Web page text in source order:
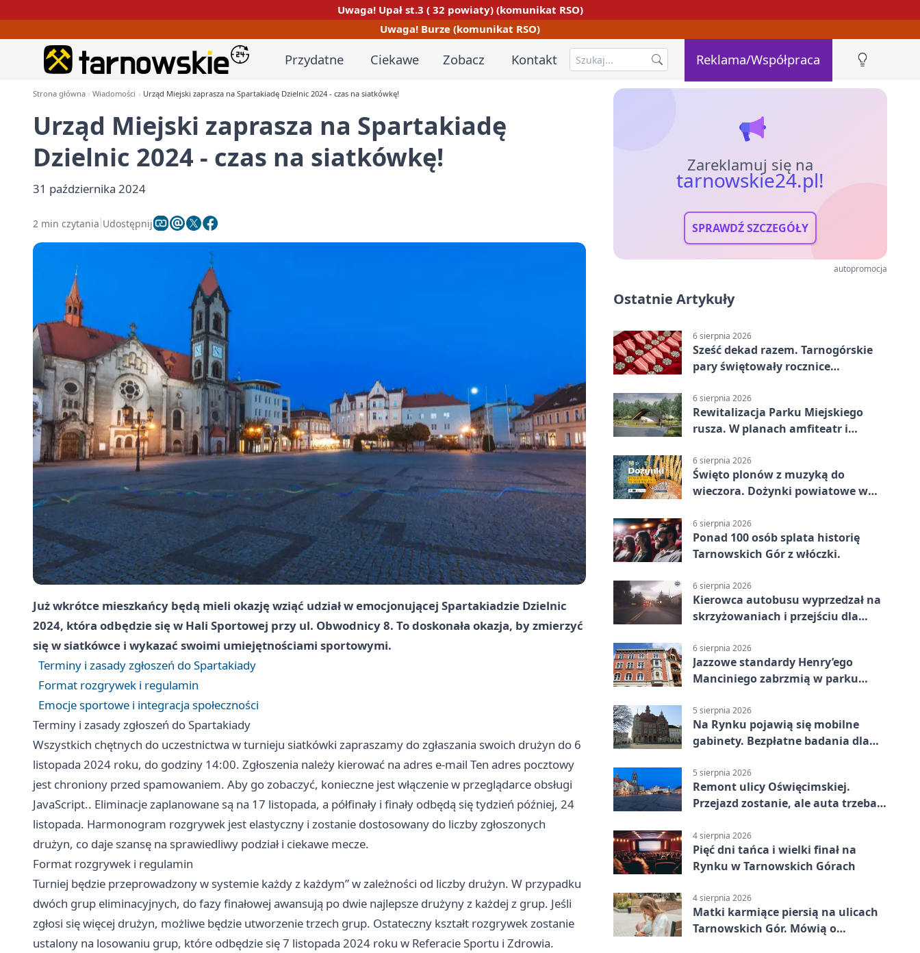
Uwaga! Upał st.3 ( 32 powiaty) (komunikat RSO)
Uwaga! Burze (komunikat RSO)
Przydatne Ciekawe Zobacz Kontakt Reklama/Współpraca
Strona główna Wiadomości Urząd Miejski zaprasza na Spartakiadę Dzielnic 2024 - czas na siatkówkę!
Urząd Miejski zaprasza na Spartakiadę
Dzielnic 2024 - czas na siatkówkę!
31 października 2024
2 min czytania Udostępnij
Już wkrótce mieszkańcy będą mieli okazję wziąć udział w emocjonującej Spartakiadzie Dzielnic
2024, która odbędzie się w Hali Sportowej przy ul. Obwodnicy 8. To doskonała okazja, by zmierzyć
się w siatkówce i wykazać swoimi umiejętnościami sportowymi.
Terminy i zasady zgłoszeń do Spartakiady
Format rozgrywek i regulamin
Emocje sportowe i integracja społeczności
Terminy i zasady zgłoszeń do Spartakiady
Wszystkich chętnych do uczestnictwa w turnieju siatkówki zapraszamy do zgłaszania swoich drużyn do 6
listopada 2024 roku, do godziny 14:00. Zgłoszenia należy kierować na adres e-mail Ten adres pocztowy
jest chroniony przed spamowaniem. Aby go zobaczyć, konieczne jest włączenie w przeglądarce obsługi
JavaScript.. Eliminacje zaplanowane są na 17 listopada, a półfinały i finały odbędą się tydzień później, 24
listopada. Harmonogram rozgrywek jest elastyczny i zostanie dostosowany do liczby zgłoszonych
drużyn, co daje szansę na sprawiedliwy podział i ciekawe mecze.
Format rozgrywek i regulamin
Turniej będzie przeprowadzony w systemie każdy z każdym” w zależności od liczby drużyn. W przypadku
dwóch grup eliminacyjnych, do fazy finałowej awansują po dwie najlepsze drużyny z każdej z grup. Jeśli
zgłosi się więcej drużyn, możliwe będzie utworzenie trzech grup. Ostateczny kształt rozgrywek zostanie
ustalony na losowaniu grup, które odbędzie się 7 listopada 2024 roku w Referacie Sportu i Zdrowia.
Zareklamuj się na
tarnowskie24.pl!
SPRAWDŹ SZCZEGÓŁY
autopromocja
Ostatnie Artykuły
6 sierpnia 2026
Sześć dekad razem. Tarnogórskie
pary świętowały rocznice
6 sierpnia 2026
Rewitalizacja Parku Miejskiego
rusza. W planach amfiteatr i
6 sierpnia 2026
Święto plonów z muzyką do
wieczora. Dożynki powiatowe w
6 sierpnia 2026
Ponad 100 osób splata historię
Tarnowskich Gór z włóczki.
6 sierpnia 2026
Kierowca autobusu wyprzedzał na
skrzyżowaniach i przejściu dla
6 sierpnia 2026
Jazzowe standardy Henry’ego
Manciniego zabrzmią w parku
5 sierpnia 2026
Na Rynku pojawią się mobilne
gabinety. Bezpłatne badania dla
5 sierpnia 2026
Remont ulicy Oświęcimskiej.
Przejazd zostanie, ale auta trzeba
4 sierpnia 2026
Pięć dni tańca i wielki finał na
Rynku w Tarnowskich Górach
4 sierpnia 2026
Matki karmiące piersią na ulicach
Tarnowskich Gór. Mówią o